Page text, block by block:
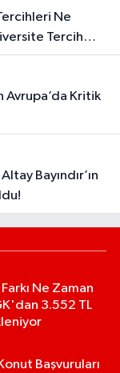
Tercih
Mı?
Ne Zaman
3.552 TL
Başvuruları